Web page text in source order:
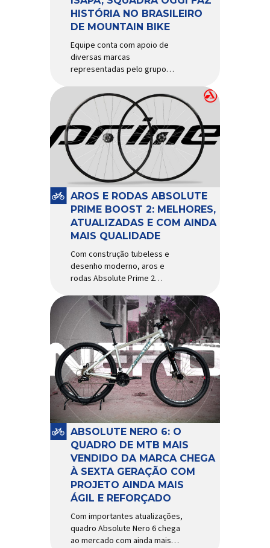
HISTÓRIA NO BRASILEIRO
DE MOUNTAIN BIKE
Equipe conta com apoio de
diversas marcas
representadas pelo grupo
Finish Lline, Park Tool, Protaper
e Zéfal Histórico. Assim pode
ser definida a participação da
Squadra Oggi no Campeonato
Brasileiro de Mountain Bike
2026, realizado em São José
dos Campos-SP entre os dias
23 e 26 de julho. Com cinco […]
AROS E RODAS ABSOLUTE
PRIME BOOST 2: MELHORES,
ATUALIZADAS E COM AINDA
MAIS QUALIDADE
Com construção tubeless e
desenho moderno, aros e
rodas Absolute Prime 2
diversas melhorias No
mercado brasileiro há alguns
anos, os aros e as rodas
Absolute Prime chegaram
como uma opção para pilotos
de cross country e trail em
busca de alto desempenho e
preço realmente competitivo.
Para isso, a marca […]
ABSOLUTE NERO 6: O
QUADRO DE MTB MAIS
VENDIDO DA MARCA CHEGA
À SEXTA GERAÇÃO COM
PROJETO AINDA MAIS
ÁGIL E REFORÇADO
Com importantes atualizações,
quadro Absolute Nero 6 chega
ao mercado com ainda mais